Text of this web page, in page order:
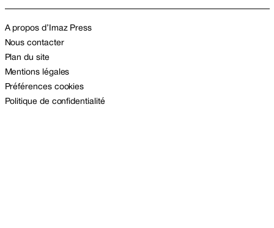
A propos d’Imaz Press
Nous contacter
Plan du site
Mentions légales
Préférences cookies
Politique de confidentialité